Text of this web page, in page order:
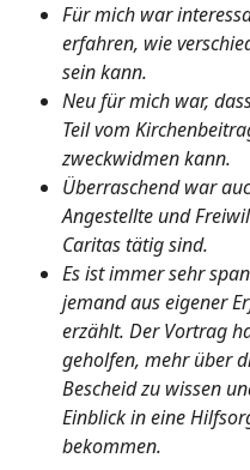
Für mich war
erfahren, wie
sein kann.
Neu für mich war,
Teil vom
zweckwidmen kann.
Überraschend war
Angestellte und
Caritas tätig sind.
Es ist immer sehr
jemand aus eigener
erzählt. Der Vortrag
geholfen, mehr über
Bescheid zu wissen
Einblick in eine
bekommen.